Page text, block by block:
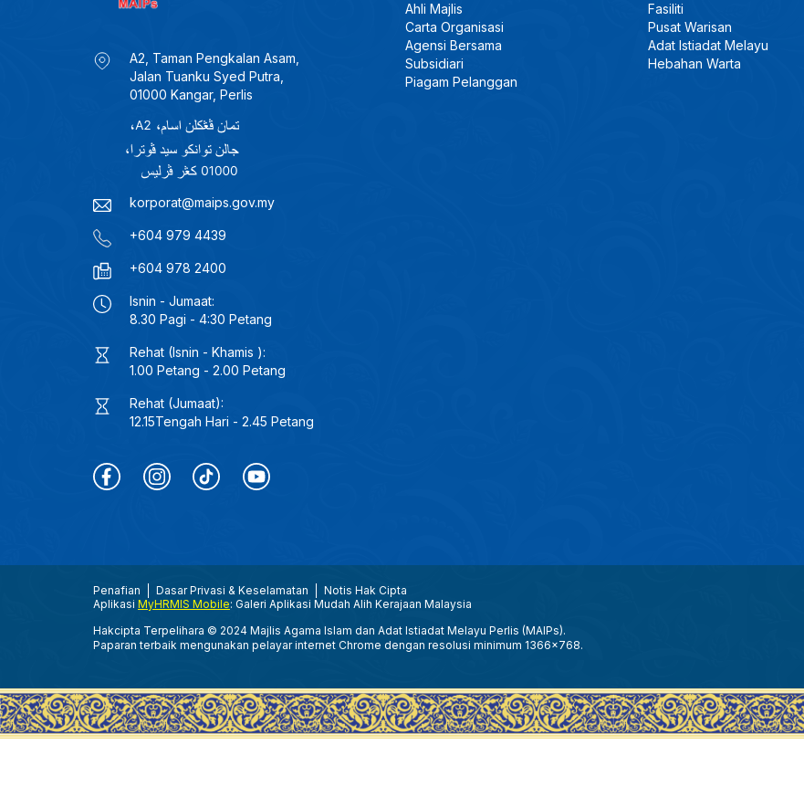
A2, Taman Pengkalan Asam,
Jalan Tuanku Syed Putra,
01000 Kangar, Perlis
korporat@maips.gov.my
+604 979 4439
+604 978 2400
Isnin - Jumaat:
8.30 Pagi - 4:30 Petang
Rehat (Isnin - Khamis ):
1.00 Petang - 2.00 Petang
Rehat (Jumaat):
12.15Tengah Hari - 2.45 Petang
Ahli Majlis
Carta Organisasi
Agensi Bersama
Subsidiari
Piagam Pelanggan
Fasiliti
Pusat Warisan
Adat Istiadat Melayu
Hebahan Warta
Penafian Dasar Privasi & Keselamatan
Notis Hak Cipta
Aplikasi MyHRMIS Mobile: Galeri Aplikasi Mudah Alih Kerajaan Malaysia
Hakcipta Terpelihara © 2024 Majlis Agama Islam dan Adat Istiadat Melayu Perlis (MAIPs).
Paparan terbaik mengunakan pelayar internet Chrome dengan resolusi minimum 1366x768.